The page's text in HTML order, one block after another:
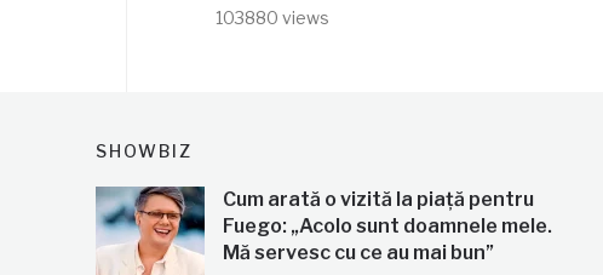
103880 views
SHOWBIZ
Cum arată o vizită la piață pentru
Fuego: „Acolo sunt doamnele mele.
Mă servesc cu ce au mai bun”